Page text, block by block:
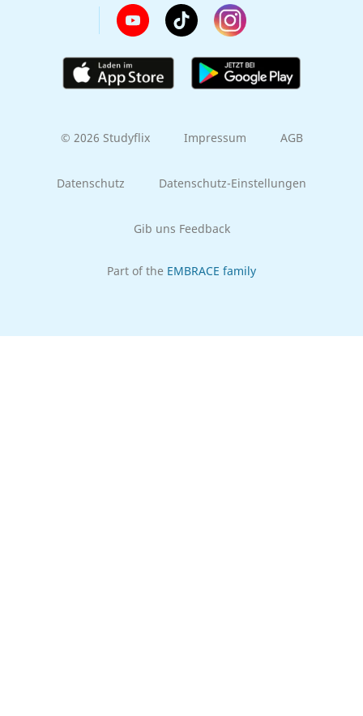
© 2026 Studyflix Impressum AGB
Datenschutz Datenschutz-Einstellungen
Gib uns Feedback
Part of the EMBRACE family